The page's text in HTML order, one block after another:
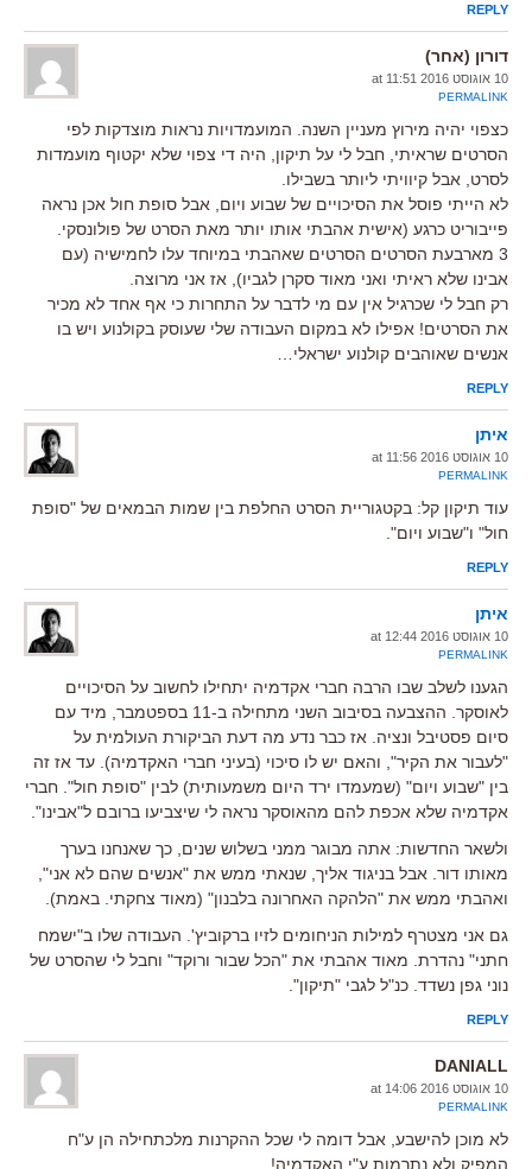
REPLY
דורון (אחר)
10 אוגוסט 2016 at 11:51
PERMALINK
כצפוי יהיה מירוץ מעניין השנה. המועמדויות נראות מוצדקות לפי
הסרטים שראיתי, חבל לי על תיקון, היה די צפוי שלא יקטוף מועמדות
לסרט, אבל קיוויתי ליותר בשבילו.
לא הייתי פוסל את הסיכויים של שבוע ויום, אבל סופת חול אכן נראה
פייבוריט כרגע (אישית אהבתי אותו יותר מאת הסרט של פולונסקי.
3 מארבעת הסרטים הסרטים שאהבתי במיוחד עלו לחמישיה (עם
אבינו שלא ראיתי ואני מאוד סקרן לגביו), אז אני מרוצה.
רק חבל לי שכרגיל אין עם מי לדבר על התחרות כי אף אחד לא מכיר
את הסרטים! אפילו לא במקום העבודה שלי שעוסק בקולנוע ויש בו
אנשים שאוהבים קולנוע ישראלי…
REPLY
איתן
10 אוגוסט 2016 at 11:56
PERMALINK
עוד תיקון קל: בקטגוריית הסרט החלפת בין שמות הבמאים של "סופת
חול" ו"שבוע ויום".
REPLY
איתן
10 אוגוסט 2016 at 12:44
PERMALINK
הגענו לשלב שבו הרבה חברי אקדמיה יתחילו לחשוב על הסיכויים
לאוסקר. ההצבעה בסיבוב השני מתחילה ב-11 בספטמבר, מיד עם
סיום פסטיבל ונציה. אז כבר נדע מה דעת הביקורת העולמית על
"לעבור את הקיר", והאם יש לו סיכוי (בעיני חברי האקדמיה). עד אז זה
בין "שבוע ויום" (שמעמדו ירד היום משמעותית) לבין "סופת חול". חברי
אקדמיה שלא אכפת להם מהאוסקר נראה לי שיצביעו ברובם ל"אבינו".
ולשאר החדשות: אתה מבוגר ממני בשלוש שנים, כך שאנחנו בערך
מאותו דור. אבל בניגוד אליך, שנאתי ממש את "אנשים שהם לא אני",
ואהבתי ממש את "הלהקה האחרונה בלבנון" (מאוד צחקתי. באמת).
גם אני מצטרף למילות הניחומים לזיו ברקוביץ'. העבודה שלו ב"ישמח
חתני" נהדרת. מאוד אהבתי את "הכל שבור ורוקד" וחבל לי שהסרט של
נוני גפן נשדד. כנ"ל לגבי "תיקון".
REPLY
DANIALL
10 אוגוסט 2016 at 14:06
PERMALINK
לא מוכן להישבע, אבל דומה לי שכל ההקרנות מלכתחילה הן ע"ח
המפיק ולא נתרמות ע"י האקדמיה!